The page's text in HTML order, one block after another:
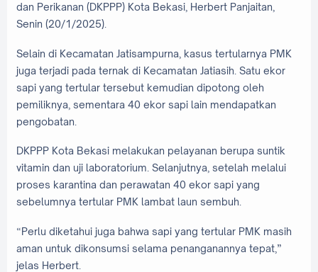
dan Perikanan (DKPPP) Kota Bekasi, Herbert Panjaitan,
Senin (20/1/2025).
Selain di Kecamatan Jatisampurna, kasus tertularnya PMK
juga terjadi pada ternak di Kecamatan Jatiasih. Satu ekor
sapi yang tertular tersebut kemudian dipotong oleh
pemiliknya, sementara 40 ekor sapi lain mendapatkan
pengobatan.
DKPPP Kota Bekasi melakukan pelayanan berupa suntik
vitamin dan uji laboratorium. Selanjutnya, setelah melalui
proses karantina dan perawatan 40 ekor sapi yang
sebelumnya tertular PMK lambat laun sembuh.
“Perlu diketahui juga bahwa sapi yang tertular PMK masih
aman untuk dikonsumsi selama penanganannya tepat,”
jelas Herbert.